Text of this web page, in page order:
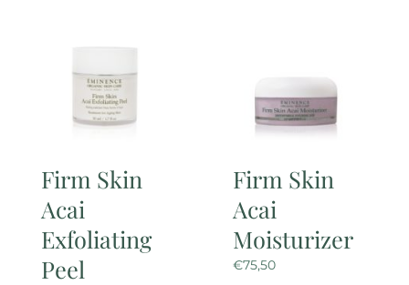
Firm Skin
Acai
Exfoliating
Peel
Firm Skin
Acai
Moisturizer
€75,50